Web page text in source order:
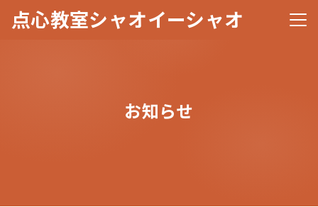
点心教室シャオイーシャオ メニ
お知らせ